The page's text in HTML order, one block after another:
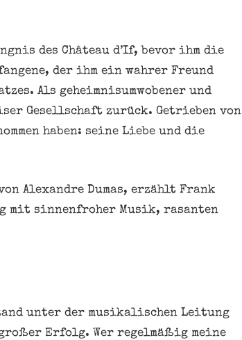
des Château d’If, bevor ihm die
der ihm ein wahrer Freund
Als geheimnisumwobener und
Gesellschaft zurück. Getrieben von
haben: seine Liebe und die
Alexandre Dumas, erzählt Frank
mit sinnenfroher Musik, rasanten
unter der musikalischen Leitung
Erfolg. Wer regelmäßig meine